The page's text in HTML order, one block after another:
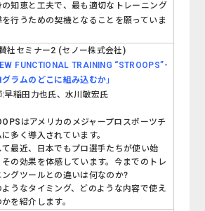
の知恵と工夫で、最も適切なトレーニング
を行うための契機となることを願っていま
社セミナー2 (セノー株式会社)
FUNCTIONAL TRAINING “STROOPS”-
グラムのどこに組み込むか 」
:早稲田力也氏、水川敏宏氏
はアメリカのメジャープロスポーツチ
に多く導入されています。
て最近、日本でもプロ選手たちが使い始
その効果を体感しています。今までのトレ
ングツールとの違いは何なのか?
ようなタイミング、どのような内容で使え
を紹介します。